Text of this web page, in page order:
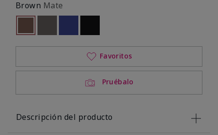
Brown Mate
seleccionado
Out of stock
Pruébalo
Favoritos
Descripción del producto